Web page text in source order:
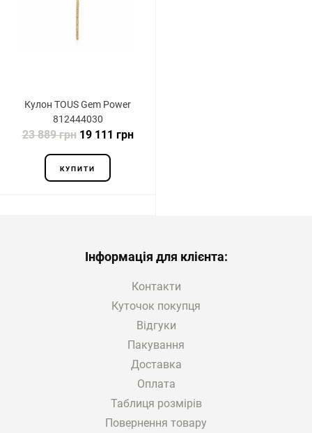
Кулон TOUS Gem Power
812444030
23 889 грн19 111 грн
КУПИТИ
Інформація для клієнта:
Контакти
Куточок покупця
Відгуки
Пакування
Доставка
Оплата
Таблиця розмірів
Повернення товару